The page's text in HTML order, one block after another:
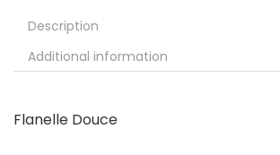
Description
Additional information
Flanelle Douce